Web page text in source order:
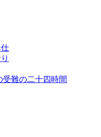
難の二十四時間